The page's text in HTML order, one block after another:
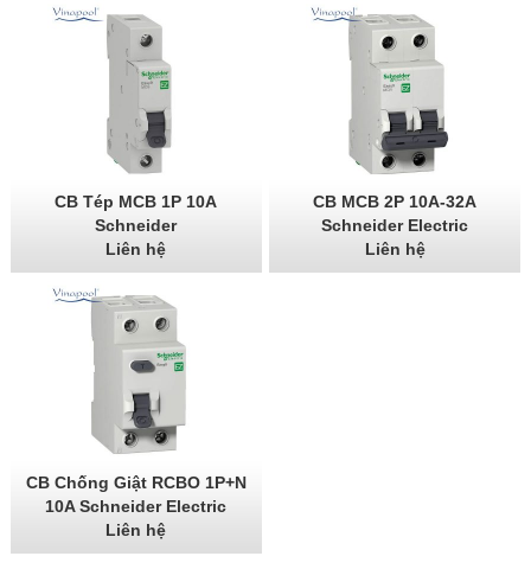
CB Tép MCB 1P 10A
Schneider
Liên hệ
CB MCB 2P 10A-32A
Schneider Electric
Liên hệ
CB Chống Giật RCBO 1P+N
10A Schneider Electric
Liên hệ